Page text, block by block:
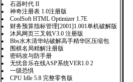
石器时代 II
神奇注册表 1.0注册版
CoolSoft HTML Optimizer 1.7E
财务预算指标管理[2001]1.001单机破解版
沐风网页三叉戟V3.0 注册版
Bbs水木清华站破解高手精华区压缩包
围棋名局精解注册版
密码攻与防手册
无忧音乐在线ASP系统VER1.0 2
一级恐惧
CPU Idle 5.8 完整零售版